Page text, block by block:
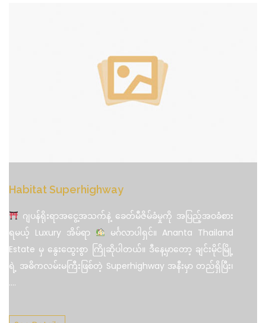
Habitat Superhighway
ဂျပန်ရိုးရာအငွေ့အသက်နဲ့ ခေတ်မီဇိမ်ခံမှုကို အပြည့်အဝခံစား
ရမယ့် Luxury အိမ်ရာ
မင်္ဂလာပါရှင်။ Ananta Thailand
Estate မှ နွေးထွေးစွာ ကြိုဆိုပါတယ်။ ဒီနေ့မှာတော့ ချင်းမိုင်မြို့
ရဲ့ အဓိကလမ်းမကြီးဖြစ်တဲ့ Superhighway အနီးမှာ တည်ရှိပြီး၊
....